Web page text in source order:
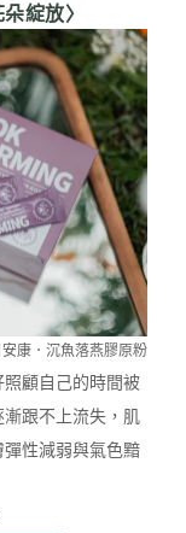
綻放〉
康．沉魚落燕膠原粉
顧自己的時間被
跟不上流失，肌
性減弱與氣色黯